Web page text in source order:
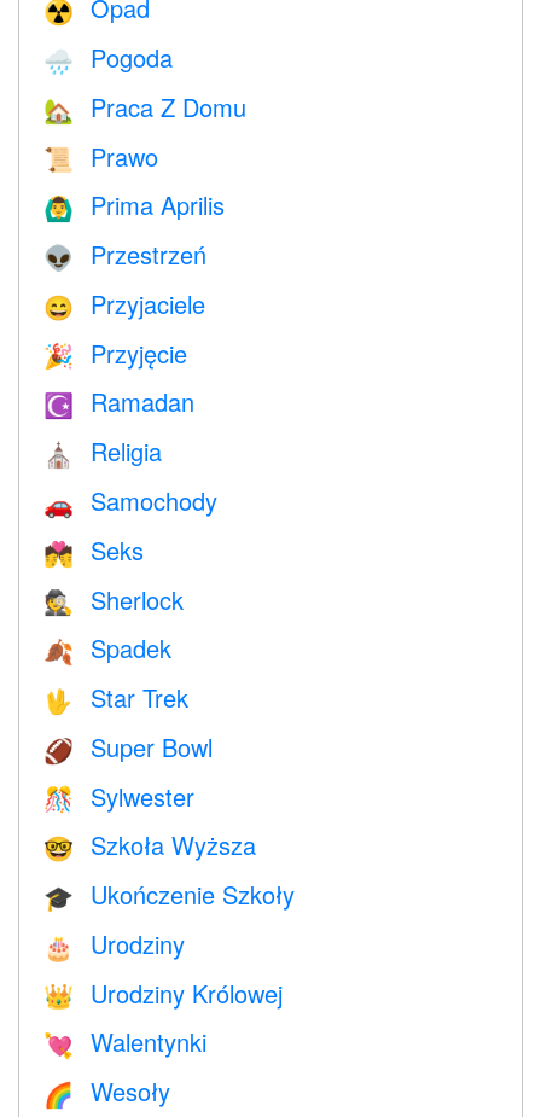
☢️ Opad
🌧 Pogoda
🏡 Praca Z Domu
📜 Prawo
🙆‍♂️ Prima Aprilis
👽 Przestrzeń
😄 Przyjaciele
🎉 Przyjęcie
☪️ Ramadan
⛪️ Religia
🚗 Samochody
💏 Seks
🕵️ Sherlock
🍂 Spadek
🖖 Star Trek
🏈 Super Bowl
🎊 Sylwester
🤓 Szkoła Wyższa
🎓 Ukończenie Szkoły
🎂 Urodziny
👑 Urodziny Królowej
💘 Walentynki
🌈 Wesoły